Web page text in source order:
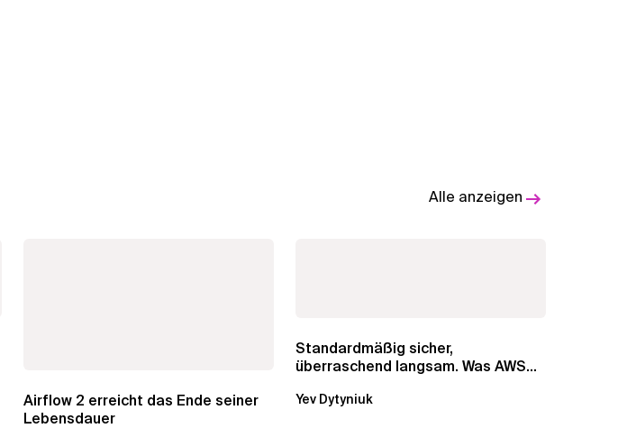
Alle anzeigen
Airflow 2 erreicht das Ende seiner
Lebensdauer
Standardmäßig sicher,
überraschend langsam. Was AWS
Yev Dytyniuk